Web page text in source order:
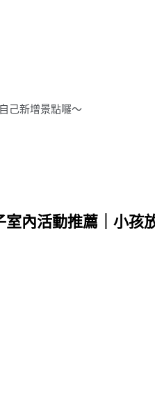
己新增景點囉～
內活動推薦｜小孩